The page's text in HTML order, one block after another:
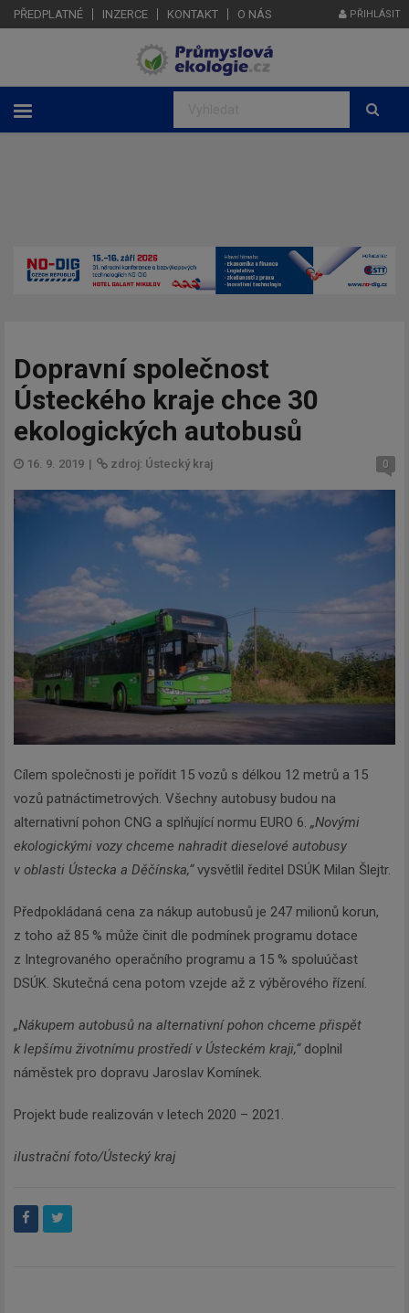
PŘEDPLATNÉ INZERCE KONTAKT O NÁS PŘIHLÁSIT
Dopravní společnost
Ústeckého kraje chce 30
ekologických autobusů
16. 9. 2019 | zdroj: Ústecký kraj 0
Cílem společnosti je pořídit 15 vozů s délkou 12 metrů a 15
vozů patnáctimetrových. Všechny autobusy budou na
alternativní pohon CNG a splňující normu EURO 6. „Novými
ekologickými vozy chceme nahradit dieselové autobusy
v oblasti Ústecka a Děčínska,“vysvětlil ředitel DSÚK Milan Šlejtr.
Předpokládaná cena za nákup autobusů je 247 milionů korun,
z toho až 85 % může činit dle podmínek programu dotace
z Integrovaného operačního programu a 15 % spoluúčast
DSÚK. Skutečná cena potom vzejde až z výběrového řízení.
„Nákupem autobusů na alternativní pohon chceme přispět
k lepšímu životnímu prostředí v Ústeckém kraji,“doplnil
náměstek pro dopravu Jaroslav Komínek.
Projekt bude realizován v letech 2020 – 2021.
ilustrační foto/Ústecký kraj